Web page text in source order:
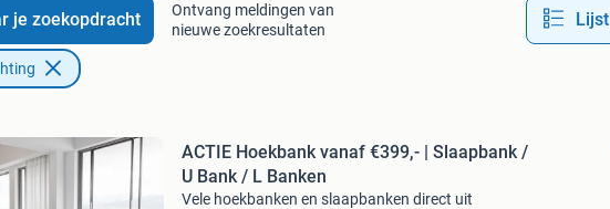
je zoekopdracht
Ontvang meldingen van
nieuwe zoekresultaten
Lijst
ACTIE Hoekbank vanaf €399,- | Slaapbank /
U Bank / L Banken
Vele hoekbanken en slaapbanken direct uit